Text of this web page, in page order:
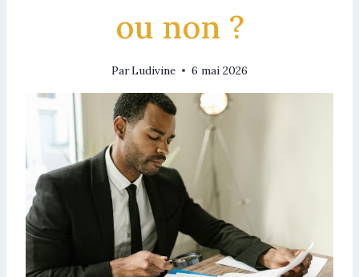
ou non ?
ParLudivine 6 mai 2026